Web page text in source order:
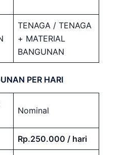
TENAGA / TENAGA
+ MATERIAL
BANGUNAN
PER HARI
Nominal
Rp.250.000 / hari